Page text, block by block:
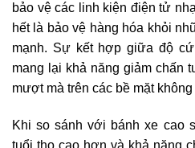
bảo vệ các linh kiện điện tử
hết là bảo vệ hàng hóa khỏi
mạnh. Sự kết hợp giữa độ
mang lại khả năng giảm chấn
mượt mà trên các bề mặt
Khi so sánh với bánh xe cao